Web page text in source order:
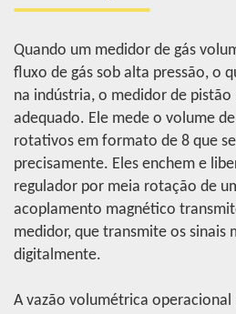
Quando um medidor de gás
fluxo de gás sob alta pressão, o
na indústria, o medidor de
adequado. Ele mede o volume
rotativos em formato de 8 que
precisamente. Eles enchem e
regulador por meia rotação de
acoplamento magnético
medidor, que transmite os sinais
digitalmente.
A vazão volumétrica